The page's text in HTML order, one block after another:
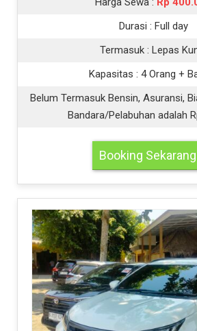
Durasi : Full day
Termasuk : Lepas
Kapasitas : 4 Orang +
Belum Termasuk Bensin, Asuransi,
Bandara/Pelabuhan adalah
Booking Sekarang